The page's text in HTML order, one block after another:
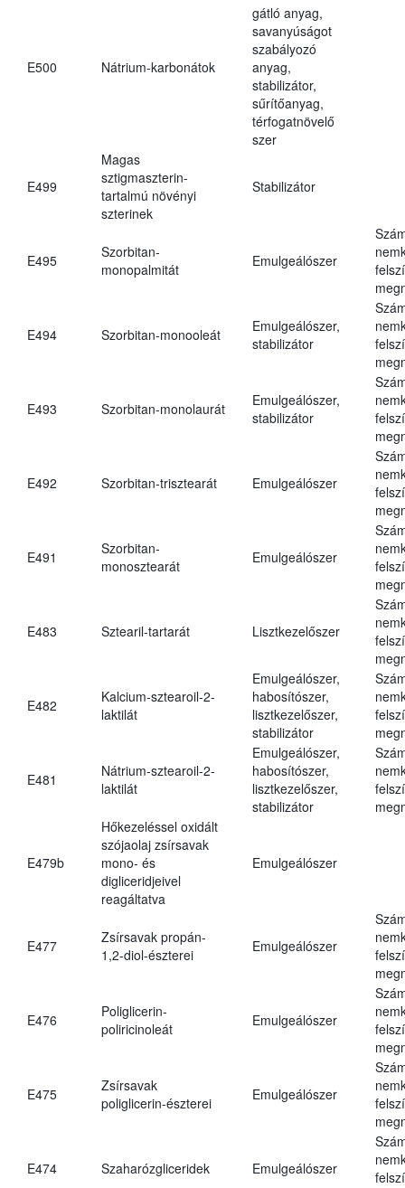
E500 Nátrium-karbonátok
gátló anyag,
savanyúságot
szabályozó
anyag,
stabilizátor,
sűrítőanyag,
térfogatnövelő
szer
E499
Magas
sztigmaszterin-
tartalmú növényi
szterinek
Stabilizátor
E495
Szorbitan-
monopalmitát
Emulgeálószer
E494 Szorbitan-monooleát
Emulgeálószer,
stabilizátor
E493 Szorbitan-monolaurát
Emulgeálószer,
stabilizátor
E492 Szorbitan-trisztearát Emulgeálószer
E491
Szorbitan-
monosztearát
Emulgeálószer
E483 Sztearil-tartarát Lisztkezelőszer
E482
Kalcium-sztearoil-2-
laktilát
Emulgeálószer,
habosítószer,
lisztkezelőszer,
stabilizátor
E481
Nátrium-sztearoil-2-
laktilát
Emulgeálószer,
habosítószer,
lisztkezelőszer,
stabilizátor
E479b
Hőkezeléssel oxidált
szójaolaj zsírsavak
mono- és
digliceridjeivel
reagáltatva
Emulgeálószer
E477
Zsírsavak propán-
1,2-diol-észterei
Emulgeálószer
E476
Poliglicerin-
poliricinoleát
Emulgeálószer
E475
Zsírsavak
poliglicerin-észterei
Emulgeálószer
E474 Szaharózgliceridek Emulgeálószer